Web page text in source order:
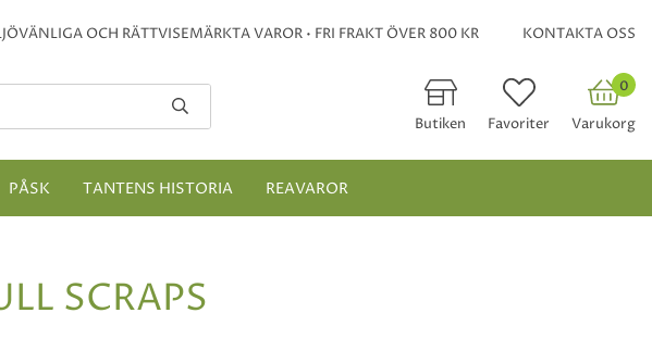
OCH RÄTTVISEMÄRKTA VAROR • FRI FRAKT ÖVER 800 KR KONTAKTA OSS
Butiken Favoriter
0
Varukorg
PÅSK TANTENS HISTORIA REAVAROR
SCRAPS